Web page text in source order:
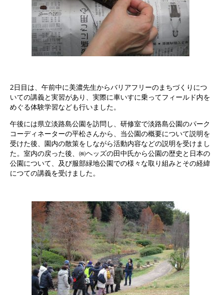
2日目は、午前中に美濃先生からバリアフリーのまちづくりにつ
いての講義と実習があり、実際に車いすに乗ってフィールド内を
めぐる体験学習なども行いました。
午後には県立淡路島公園を訪問し、研修室で淡路島公園のパーク
コーディネーターの平松さんから、当公園の概要について説明を
受けた後、園内の散策をしながら活動内容などの説明を受けまし
た。室内の戻った後、㈱ヘッズの田中氏から公園の歴史と日本の
公園について、及び服部緑地公園での様々な取り組みとその経緯
につての講義を受けました。